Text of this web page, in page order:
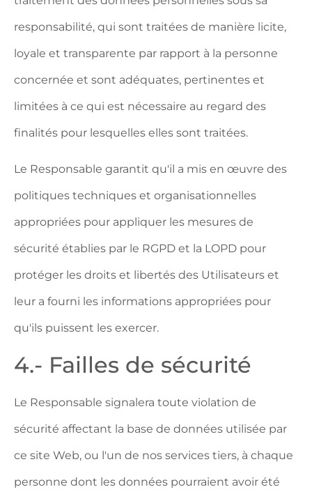
responsabilité, qui sont traitées de manière licite,
loyale et transparente par rapport à la personne
concernée et sont adéquates, pertinentes et
limitées à ce qui est nécessaire au regard des
finalités pour lesquelles elles sont traitées.
Le Responsable garantit qu'il a mis en œuvre des
politiques techniques et organisationnelles
appropriées pour appliquer les mesures de
sécurité établies par le RGPD et la LOPD pour
protéger les droits et libertés des Utilisateurs et
leur a fourni les informations appropriées pour
qu'ils puissent les exercer.
4.- Failles de sécurité
Le Responsable signalera toute violation de
sécurité affectant la base de données utilisée par
ce site Web, ou l'un de nos services tiers, à chaque
personne dont les données pourraient avoir été